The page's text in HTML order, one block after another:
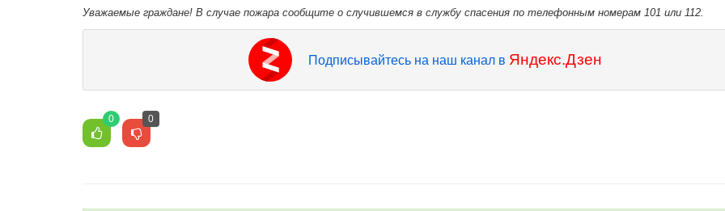
Уважаемые граждане! В случае пожара сообщите о случившемся в службу спасения по телефонным номерам 101 или 112.
Подписывайтесь на наш канал в Яндекс.Дзен
0 0